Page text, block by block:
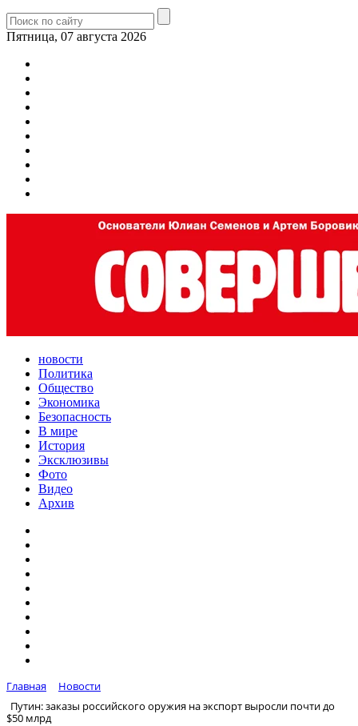
Пятница, 07 августа 2026
новости
Политика
Общество
Экономика
Безопасность
В мире
История
Эксклюзивы
Фото
Видео
Архив
Главная
Новости
Путин: заказы российского оружия на экспорт выросли почти до
$50 млрд